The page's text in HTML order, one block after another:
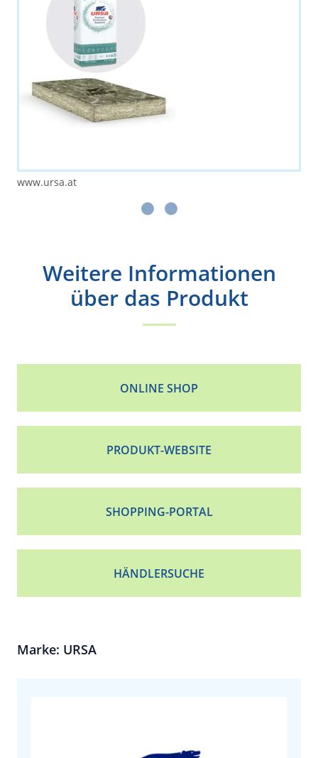
www.ursa.at
Weitere Informationen
über das Produkt
ONLINE SHOP
PRODUKT-WEBSITE
SHOPPING-PORTAL
HÄNDLERSUCHE
Marke: URSA